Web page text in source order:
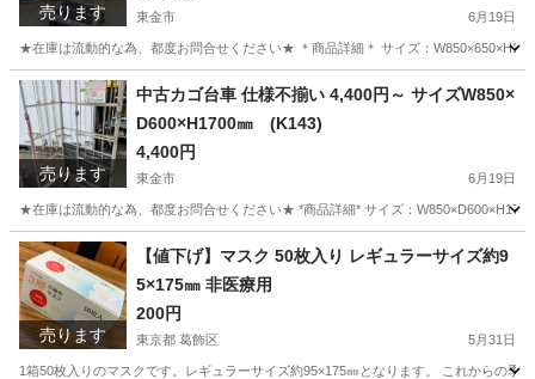
売ります 東金市 6月19日
★在庫は流動的な為、都度お問合せください★ ＊商品詳細＊ サイズ：
千葉 東金市 その他 台車
売ります
中古カゴ台車 仕様不揃い 4,400円～ サイズW850×
D600×H1700㎜ (K143)
4,400円
東金市 6月19日
★在庫は流動的な為、都度お問合せください★ *商品詳細* サイズ：
千葉 東金市 その他
売ります
【値下げ】マスク 50枚入り レギュラーサイズ約9
5×175㎜ 非医療用
200円
東京都 葛飾区 5月31日
1箱50枚入りのマスクです。レギュラーサイズ約95×175㎜となります。 これからの